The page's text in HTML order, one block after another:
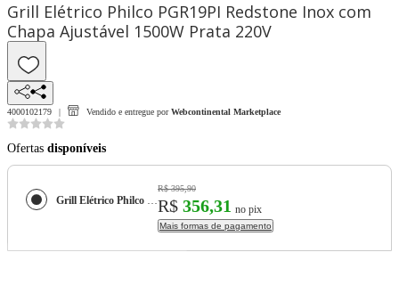
Grill Elétrico Philco PGR19PI Redstone Inox com
Chapa Ajustável 1500W Prata 220V
4000102179 Vendido e entregue por Webcontinental Marketplace
Ofertas disponíveis
Grill Elétrico Philco PGR19PI Redstone Inox com Chapa Ajustável 1500W Prata 220V
R$ 395,90
R$ 356,31 no pix
Mais formas de pagamento